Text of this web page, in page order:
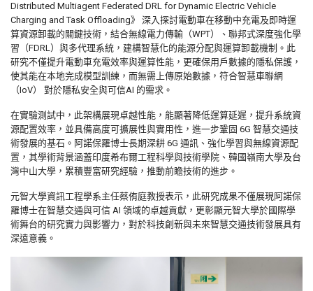
Distributed Multiagent Federated DRL for Dynamic Electric Vehicle
Charging and Task Offloading》 深入探討電動車在移動中充電及即時運
算資源卸載的關鍵技術，結合無線電力傳輸（WPT）、聯邦式深度強化學
習（FDRL）與多代理系統，建構智慧化的能源分配與運算卸載機制。此
研究不僅提升電動車充電效率與運算性能，更確保用戶數據的隱私保護，
使其能在本地完成模型訓練，而無需上傳原始數據，符合智慧車聯網
（IoV） 對於隱私安全與可信AI 的需求。
在實驗測試中，此架構展現卓越性能，能顯著降低運算延遲，提升系統資
源配置效率，並具備高度可擴展性與實用性，進一步鞏固 6G 智慧交通技
術發展的基石。阿諾保羅博士長期深耕 6G 通訊、強化學習與無線資源配
置，其學術背景涵蓋印度希布爾工程科學與技術學院、韓國嶺南大學及台
灣中山大學，累積豐富研究經驗，推動前瞻技術的進步。
元智大學資訊工程學系主任蔡侑庭教授表示，此研究成果不僅展現阿諾保
羅博士在智慧交通與可信 AI 領域的卓越貢獻，更彰顯元智大學於國際學
術舞台的研究實力與影響力，對於科技創新與未來智慧交通技術發展具有
深遠意義。